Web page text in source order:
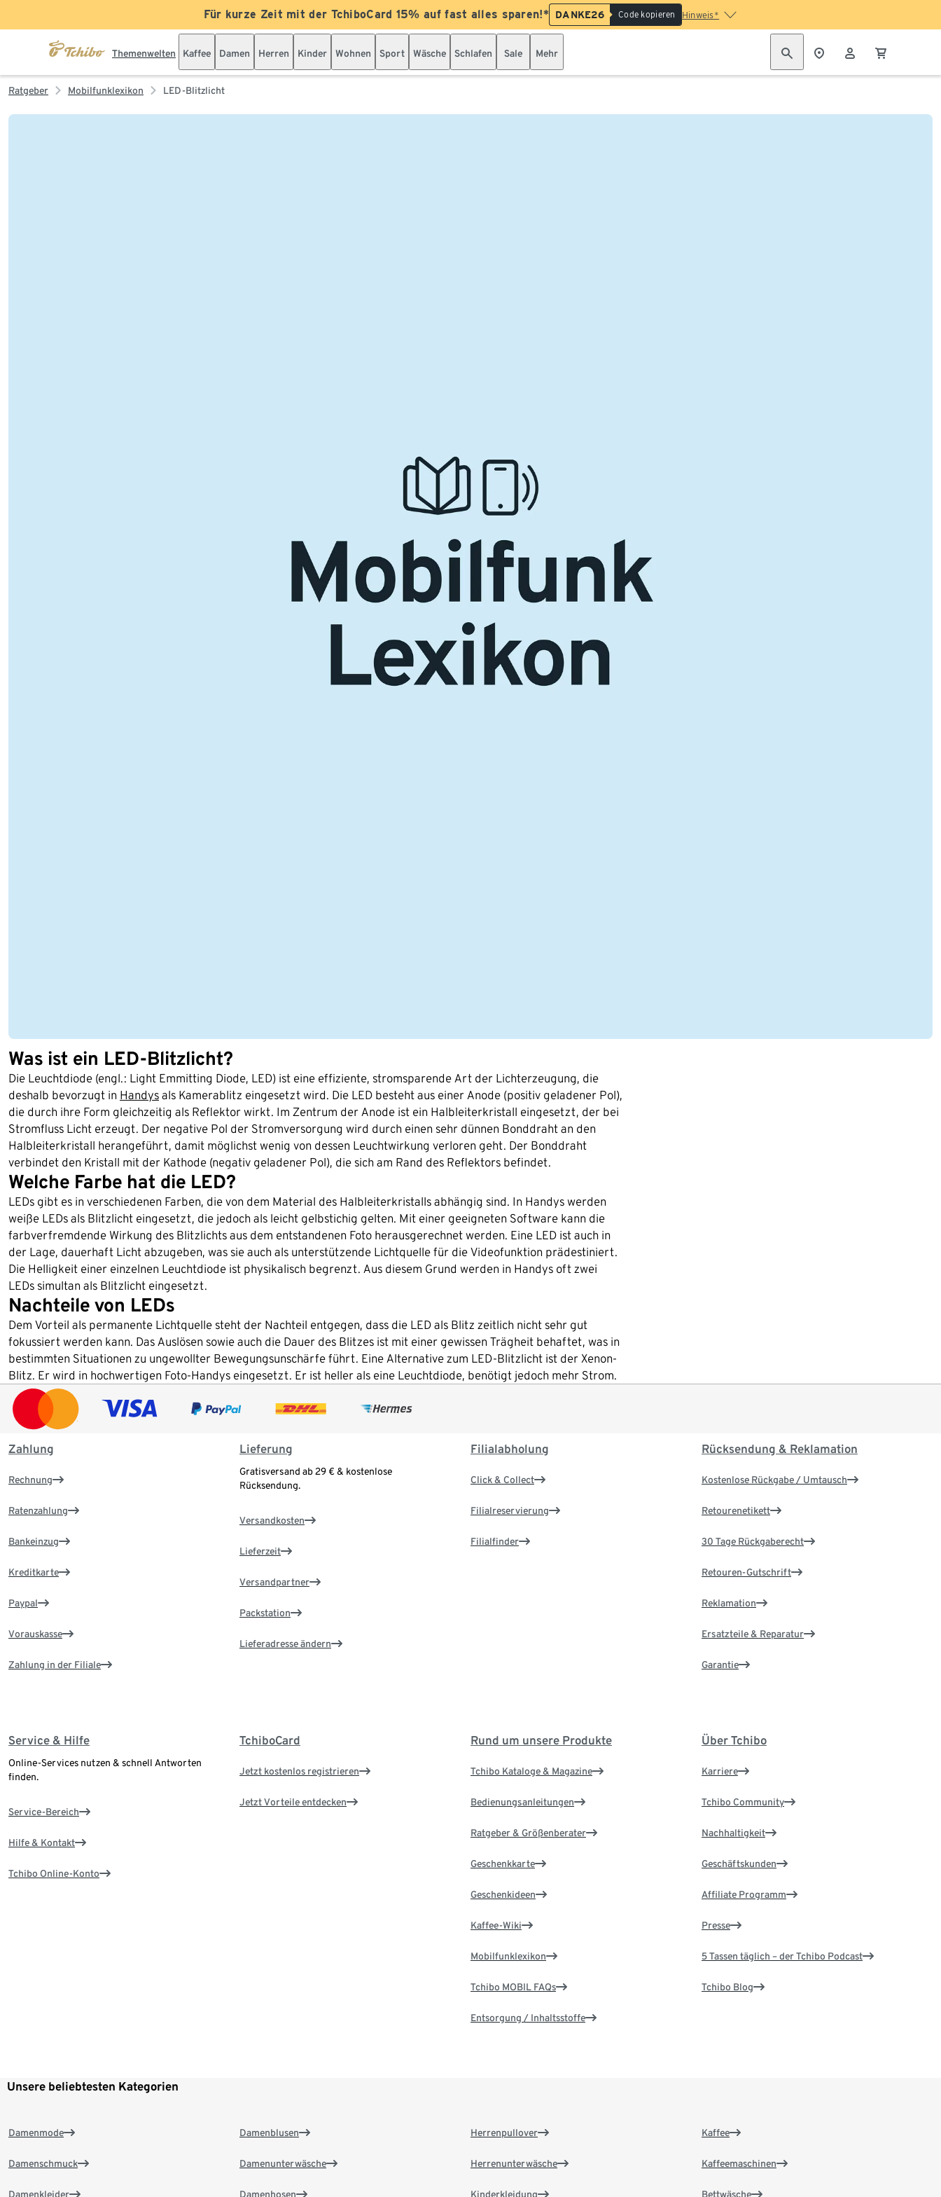
Für kurze Zeit mit der TchiboCard 15% auf fast alles sparen!* DANKE26 Code kopieren Hinweis*
Themenwelten Kaffee Damen Herren Kinder Wohnen Sport Wäsche Schlafen Sale Mehr
Ratgeber Mobilfunklexikon LED-Blitzlicht
Was ist ein LED-Blitzlicht?
Die Leuchtdiode (engl.: Light Emmitting Diode, LED) ist eine effiziente, stromsparende Art der Lichterzeugung, die
deshalb bevorzugt in Handys als Kamerablitz eingesetzt wird. Die LED besteht aus einer Anode (positiv geladener Pol),
die durch ihre Form gleichzeitig als Reflektor wirkt. Im Zentrum der Anode ist ein Halbleiterkristall eingesetzt, der bei
Stromfluss Licht erzeugt. Der negative Pol der Stromversorgung wird durch einen sehr dünnen Bonddraht an den
Halbleiterkristall herangeführt, damit möglichst wenig von dessen Leuchtwirkung verloren geht. Der Bonddraht
verbindet den Kristall mit der Kathode (negativ geladener Pol), die sich am Rand des Reflektors befindet.
Welche Farbe hat die LED?
LEDs gibt es in verschiedenen Farben, die von dem Material des Halbleiterkristalls abhängig sind. In Handys werden
weiße LEDs als Blitzlicht eingesetzt, die jedoch als leicht gelbstichig gelten. Mit einer geeigneten Software kann die
farbverfremdende Wirkung des Blitzlichts aus dem entstandenen Foto herausgerechnet werden. Eine LED ist auch in
der Lage, dauerhaft Licht abzugeben, was sie auch als unterstützende Lichtquelle für die Videofunktion prädestiniert.
Die Helligkeit einer einzelnen Leuchtdiode ist physikalisch begrenzt. Aus diesem Grund werden in Handys oft zwei
LEDs simultan als Blitzlicht eingesetzt.
Nachteile von LEDs
Dem Vorteil als permanente Lichtquelle steht der Nachteil entgegen, dass die LED als Blitz zeitlich nicht sehr gut
fokussiert werden kann. Das Auslösen sowie auch die Dauer des Blitzes ist mit einer gewissen Trägheit behaftet, was in
bestimmten Situationen zu ungewollter Bewegungsunschärfe führt. Eine Alternative zum LED-Blitzlicht ist der Xenon-
Blitz. Er wird in hochwertigen Foto-Handys eingesetzt. Er ist heller als eine Leuchtdiode, benötigt jedoch mehr Strom.
Zahlung
Rechnung
Ratenzahlung
Bankeinzug
Kreditkarte
Paypal
Vorauskasse
Zahlung in der Filiale
Lieferung
Gratisversand ab 29 € & kostenlose
Rücksendung.
Versandkosten
Lieferzeit
Versandpartner
Packstation
Lieferadresse ändern
Filialabholung
Click & Collect
Filialreservierung
Filialfinder
Rücksendung & Reklamation
Kostenlose Rückgabe / Umtausch
Retourenetikett
30 Tage Rückgaberecht
Retouren-Gutschrift
Reklamation
Ersatzteile & Reparatur
Garantie
Service & Hilfe
Online-Services nutzen & schnell Antworten
finden.
Service-Bereich
Hilfe & Kontakt
Tchibo Online-Konto
TchiboCard
Jetzt kostenlos registrieren
Jetzt Vorteile entdecken
Rund um unsere Produkte
Tchibo Kataloge & Magazine
Bedienungsanleitungen
Ratgeber & Größenberater
Geschenkkarte
Geschenkideen
Kaffee-Wiki
Mobilfunklexikon
Tchibo MOBIL FAQs
Entsorgung / Inhaltsstoffe
Über Tchibo
Karriere
Tchibo Community
Nachhaltigkeit
Geschäftskunden
Affiliate Programm
Presse
5 Tassen täglich – der Tchibo Podcast
Tchibo Blog
Unsere beliebtesten Kategorien
Damenmode
Damenschmuck
Damenkleider
Damenblusen
Damenunterwäsche
Damenhosen
Herrenpullover
Herrenunterwäsche
Kinderkleidung
Kaffee
Kaffeemaschinen
Bettwäsche